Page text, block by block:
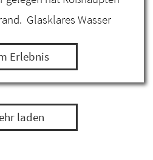
Glasklares Wasser
Schnorcheln aber auch
Erlebnis
laden